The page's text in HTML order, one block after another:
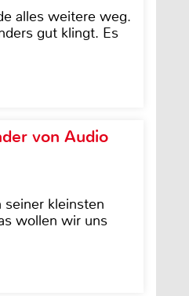
alles weitere weg.
gut klingt. Es
von Audio
kleinsten
wollen wir uns